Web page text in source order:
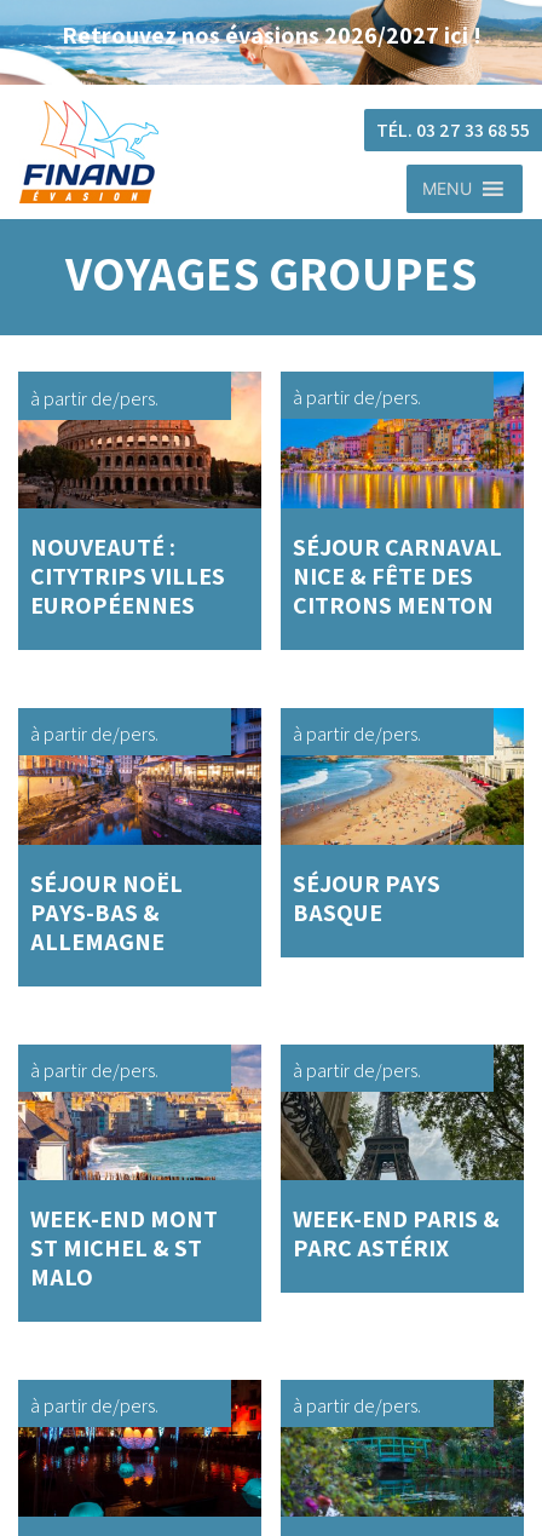
Retrouvez nos évasions 2026/2027 ici !
TÉL. 03 27 33 68 55
MENU
VOYAGES GROUPES
à partir de/pers.
NOUVEAUTÉ :
CITYTRIPS VILLES
EUROPÉENNES
à partir de/pers.
SÉJOUR CARNAVAL
NICE & FÊTE DES
CITRONS MENTON
à partir de/pers.
SÉJOUR NOËL
PAYS-BAS &
ALLEMAGNE
à partir de/pers.
SÉJOUR PAYS
BASQUE
à partir de/pers.
WEEK-END MONT
ST MICHEL & ST
MALO
à partir de/pers.
WEEK-END PARIS &
PARC ASTÉRIX
à partir de/pers. à partir de/pers.